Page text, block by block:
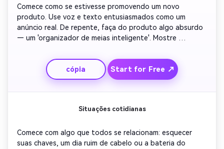
Comece como se estivesse promovendo um novo
produto. Use voz e texto entusiasmados como um
anúncio real. De repente, faça do produto algo absurdo
— um 'organizador de meias inteligente'. Mostre
com um chamado à ação simulado que joga ironicamente.
Perfeito para criadores ou profissionais de marketing
misturando humor com engajamento.
cópia Start for Free ↗
Situações cotidianas
Comece com algo que todos se relacionam: esquecer
suas chaves, um dia ruim de cabelo ou a bateria do